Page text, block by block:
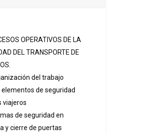
OPERATIVOS DE LA
DEL TRANSPORTE DE
del trabajo
elementos de seguridad
viajeros
de seguridad en
y cierre de puertas